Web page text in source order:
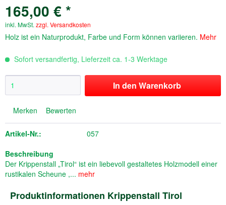
165,00 € *
inkl. MwSt. zzgl. Versandkosten
Holz ist ein Naturprodukt, Farbe und Form können variieren. Mehr
Sofort versandfertig, Lieferzeit ca. 1-3 Werktage
In den Warenkorb
Merken Bewerten
Artikel-Nr.:
057
Beschreibung
Der Krippenstall „Tirol“ ist ein liebevoll gestaltetes Holzmodell einer
rustikalen Scheune ,... mehr
Produktinformationen Krippenstall Tirol